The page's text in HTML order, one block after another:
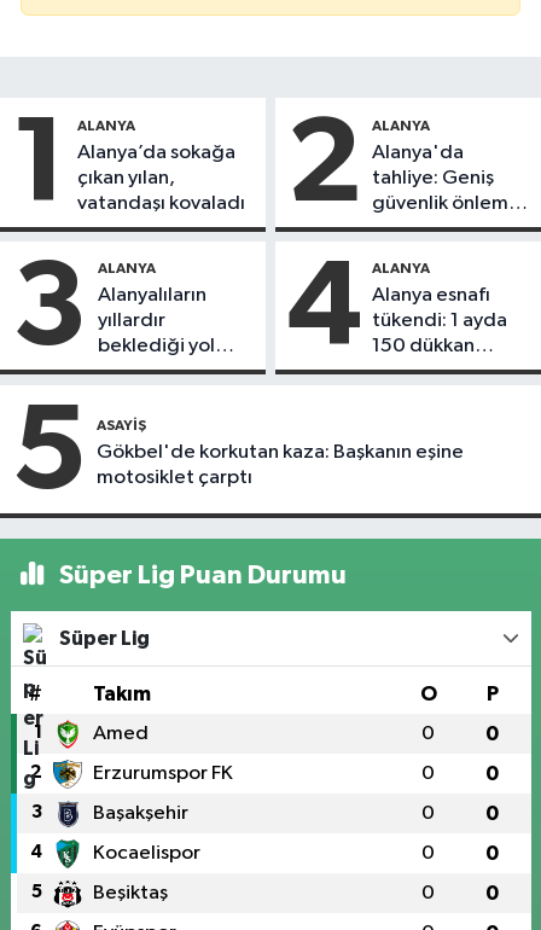
1 ALANYA
Alanya’da sokağa
çıkan yılan,
vatandaşı kovaladı
2 ALANYA
Alanya'da
tahliye: Geniş
güvenlik önlemi
alındı
3 ALANYA
Alanyalıların
yıllardır
beklediği yol
askıdan döndü
4 ALANYA
Alanya esnafı
tükendi: 1 ayda
150 dükkan
kapandı
5 ASAYIŞ
Gökbel'de korkutan kaza: Başkanın eşine
motosiklet çarptı
Süper Lig Puan Durumu
Süper Lig
# Takım O P
1 Amed 0 0
2 Erzurumspor FK 0 0
3 Başakşehir 0 0
4 Kocaelispor 0 0
5 Beşiktaş 0 0